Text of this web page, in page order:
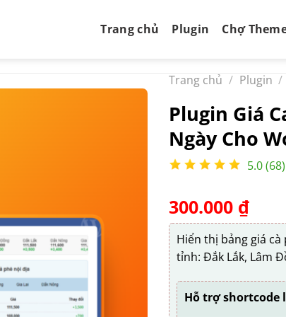
Trang chủ Plugin Chợ
Trang chủ / Plugin /
Plugin Giá
Ngày Cho
5.0 (68)
300.000 ₫
Hiển thị bảng giá
tỉnh: Đắk Lắk, Lâm
Hỗ trợ shortcode